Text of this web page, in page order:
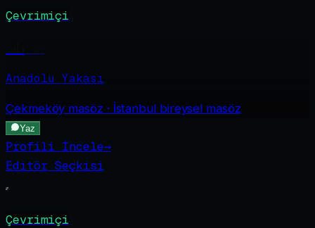
Çevrimiçi
Anadolu Yakası
Çekmeköy masöz · İstanbul bireysel masöz
Yaz
Profili İncele→
Editör Seçkisi
Çevrimiçi